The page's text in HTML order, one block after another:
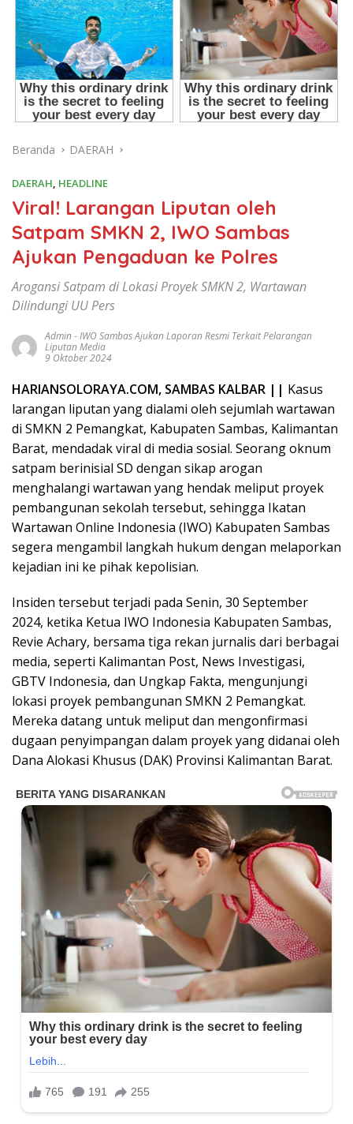
Beranda DAERAH
DAERAH, HEADLINE
Viral! Larangan Liputan oleh
Satpam SMKN 2, IWO Sambas
Ajukan Pengaduan ke Polres
Arogansi Satpam di Lokasi Proyek SMKN 2, Wartawan
Dilindungi UU Pers
Admin-IWO Sambas Ajukan Laporan Resmi Terkait Pelarangan
Liputan Media
9 Oktober 2024
HARIANSOLORAYA.COM, SAMBAS KALBAR || Kasus
larangan liputan yang dialami oleh sejumlah wartawan
di SMKN 2 Pemangkat, Kabupaten Sambas, Kalimantan
Barat, mendadak viral di media sosial. Seorang oknum
satpam berinisial SD dengan sikap arogan
menghalangi wartawan yang hendak meliput proyek
pembangunan sekolah tersebut, sehingga Ikatan
Wartawan Online Indonesia (IWO) Kabupaten Sambas
segera mengambil langkah hukum dengan melaporkan
kejadian ini ke pihak kepolisian.
Insiden tersebut terjadi pada Senin, 30 September
2024, ketika Ketua IWO Indonesia Kabupaten Sambas,
Revie Achary, bersama tiga rekan jurnalis dari berbagai
media, seperti Kalimantan Post, News Investigasi,
GBTV Indonesia, dan Ungkap Fakta, mengunjungi
lokasi proyek pembangunan SMKN 2 Pemangkat.
Mereka datang untuk meliput dan mengonfirmasi
dugaan penyimpangan dalam proyek yang didanai oleh
Dana Alokasi Khusus (DAK) Provinsi Kalimantan Barat.